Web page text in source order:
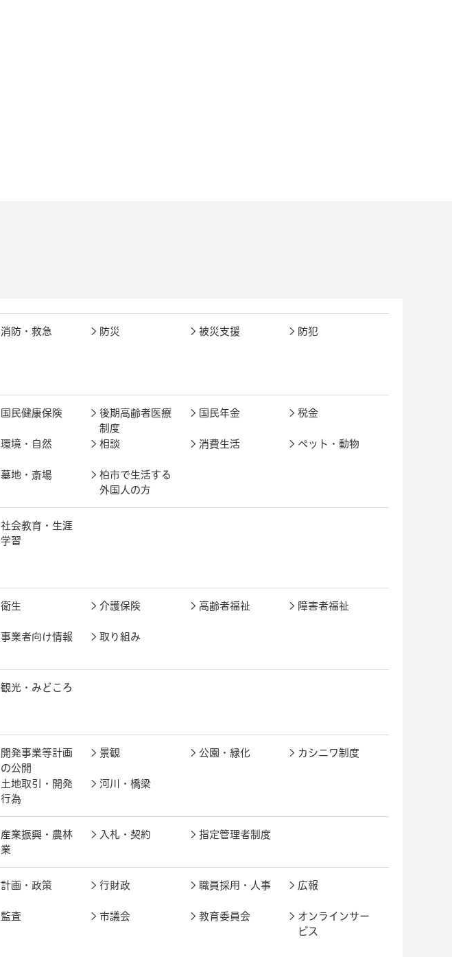
消防・救急 防災 被災支援 防犯
国民健康保険
後期高齢者医療
制度
国民年金 税金
環境・自然 相談 消費生活 ペット・動物
墓地・斎場
柏市で生活する
外国人の方
社会教育・生涯
学習
衛生 介護保険 高齢者福祉 障害者福祉
事業者向け情報 取り組み
観光・みどころ
開発事業等計画
の公開
景観 公園・緑化 カシニワ制度
土地取引・開発
行為
河川・橋梁
産業振興・農林
業
入札・契約 指定管理者制度
計画・政策 行財政 職員採用・人事 広報
監査 市議会 教育委員会
オンラインサー
ビス